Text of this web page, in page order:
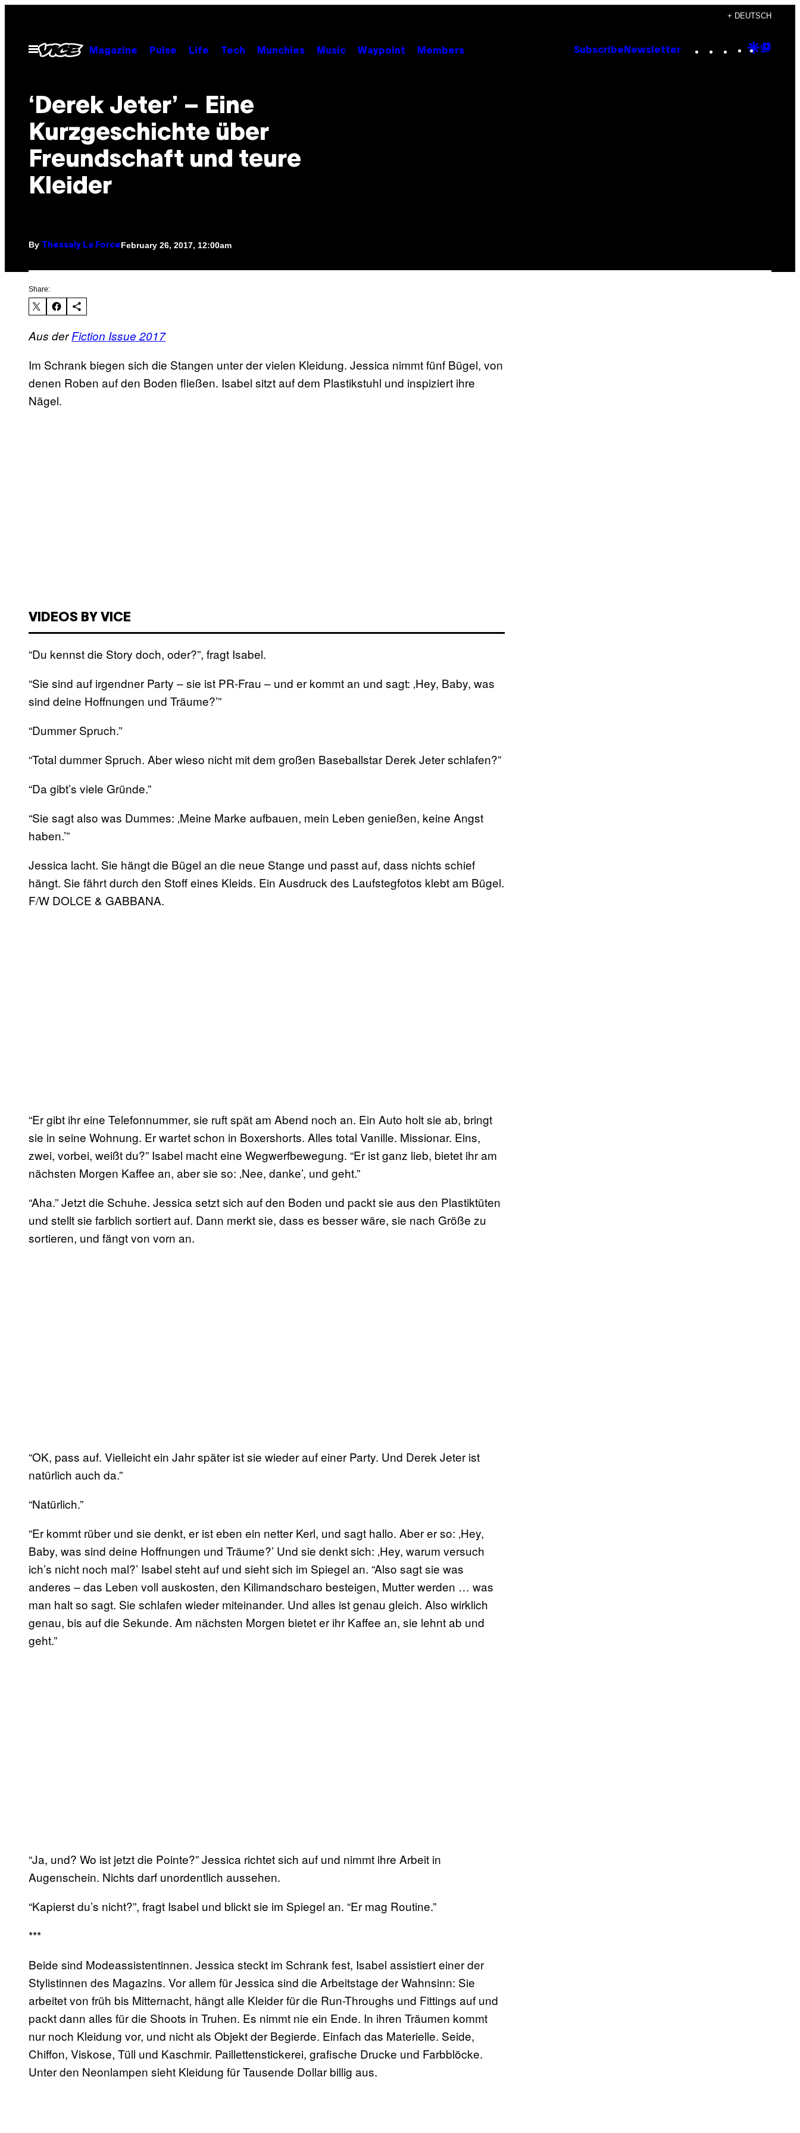
content
+ DEUTSCH
Open
Menu
Magazine Pulse Life Tech Munchies Music Waypoint Members Subscribe Newsletter Instagram
TikTok
YouTube
Google
‘Derek Jeter’ – Eine
Kurzgeschichte über
Freundschaft und teure
Kleider
By Thessaly La ForceFebruary 26, 2017, 12:00am
Share:
Aus derFiction Issue 2017
Im Schrank biegen sich die Stangen unter der vielen Kleidung. Jessica nimmt fünf Bügel, von
denen Roben auf den Boden fließen. Isabel sitzt auf dem Plastikstuhl und inspiziert ihre
Nägel.
VIDEOS BY VICE
“Du kennst die Story doch, oder?”, fragt Isabel.
“Sie sind auf irgendner Party – sie ist PR-Frau – und er kommt an und sagt: ‚Hey, Baby, was
sind deine Hoffnungen und Träume?’”
“Dummer Spruch.”
“Total dummer Spruch. Aber wieso nicht mit dem großen Baseballstar Derek Jeter schlafen?”
“Da gibt’s viele Gründe.”
“Sie sagt also was Dummes: ‚Meine Marke aufbauen, mein Leben genießen, keine Angst
haben.’”
Jessica lacht. Sie hängt die Bügel an die neue Stange und passt auf, dass nichts schief
hängt. Sie fährt durch den Stoff eines Kleids. Ein Ausdruck des Laufstegfotos klebt am Bügel.
F/W DOLCE & GABBANA.
“Er gibt ihr eine Telefonnummer, sie ruft spät am Abend noch an. Ein Auto holt sie ab, bringt
sie in seine Wohnung. Er wartet schon in Boxershorts. Alles total Vanille. Missionar. Eins,
zwei, vorbei, weißt du?” Isabel macht eine Wegwerfbewegung. “Er ist ganz lieb, bietet ihr am
nächsten Morgen Kaffee an, aber sie so: ‚Nee, danke’, und geht.”
“Aha.” Jetzt die Schuhe. Jessica setzt sich auf den Boden und packt sie aus den Plastiktüten
und stellt sie farblich sortiert auf. Dann merkt sie, dass es besser wäre, sie nach Größe zu
sortieren, und fängt von vorn an.
“OK, pass auf. Vielleicht ein Jahr später ist sie wieder auf einer Party. Und Derek Jeter ist
natürlich auch da.”
“Natürlich.”
“Er kommt rüber und sie denkt, er ist eben ein netter Kerl, und sagt hallo. Aber er so: ‚Hey,
Baby, was sind deine Hoffnungen und Träume?’ Und sie denkt sich: ‚Hey, warum versuch
ich’s nicht noch mal?’ Isabel steht auf und sieht sich im Spiegel an. “Also sagt sie was
anderes – das Leben voll auskosten, den Kilimandscharo besteigen, Mutter werden … was
man halt so sagt. Sie schlafen wieder miteinander. Und alles ist genau gleich. Also wirklich
genau, bis auf die Sekunde. Am nächsten Morgen bietet er ihr Kaffee an, sie lehnt ab und
geht.”
“Ja, und? Wo ist jetzt die Pointe?” Jessica richtet sich auf und nimmt ihre Arbeit in
Augenschein. Nichts darf unordentlich aussehen.
“Kapierst du’s nicht?”, fragt Isabel und blickt sie im Spiegel an. “Er mag Routine.”
***
Beide sind Modeassistentinnen. Jessica steckt im Schrank fest, Isabel assistiert einer der
Stylistinnen des Magazins. Vor allem für Jessica sind die Arbeitstage der Wahnsinn: Sie
arbeitet von früh bis Mitternacht, hängt alle Kleider für die Run-Throughs und Fittings auf und
packt dann alles für die Shoots in Truhen. Es nimmt nie ein Ende. In ihren Träumen kommt
nur noch Kleidung vor, und nicht als Objekt der Begierde. Einfach das Materielle. Seide,
Chiffon, Viskose, Tüll und Kaschmir. Paillettenstickerei, grafische Drucke und Farbblöcke.
Unter den Neonlampen sieht Kleidung für Tausende Dollar billig aus.